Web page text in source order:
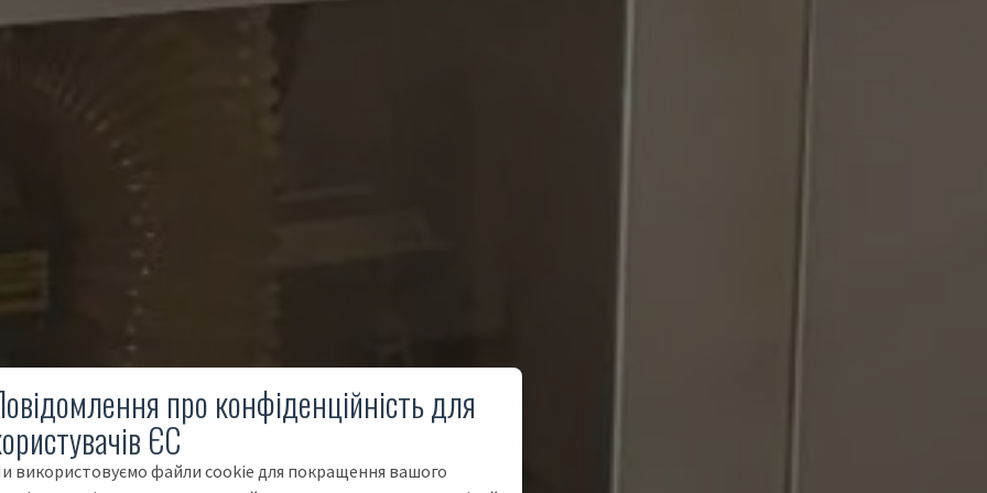
про конфіденційність для
ЄС
використовуємо файли cookie для покращення вашого